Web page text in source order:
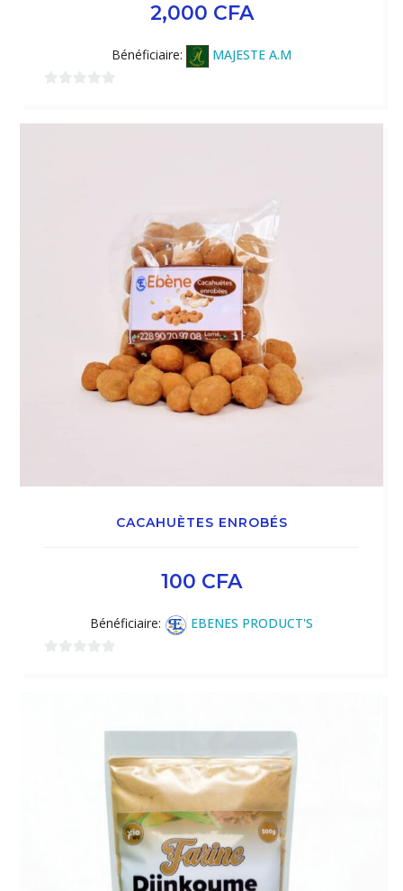
2,000 CFA
Bénéficiaire: MAJESTE A.M
CACAHUÈTES ENROBÉS
100 CFA
Bénéficiaire: EBENES PRODUCT'S